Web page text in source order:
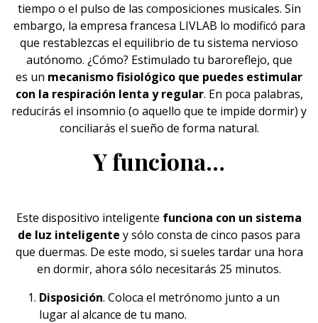
tiempo o el pulso de las composiciones musicales. Sin
embargo, la empresa francesa LIVLAB lo modificó para
que restablezcas el equilibrio de tu sistema nervioso
autónomo. ¿Cómo? Estimulado tu baroreflejo, que
es un mecanismo fisiológico que puedes estimular
con la respiración lenta y regular. En poca palabras,
reducirás el insomnio (o aquello que te impide dormir) y
conciliarás el sueño de forma natural.
Y funciona…
Este dispositivo inteligente funciona con un sistema
de luz inteligente y sólo consta de cinco pasos para
que duermas. De este modo, si sueles tardar una hora
en dormir, ahora sólo necesitarás 25 minutos.
Disposición. Coloca el metrónomo junto a un
lugar al alcance de tu mano.